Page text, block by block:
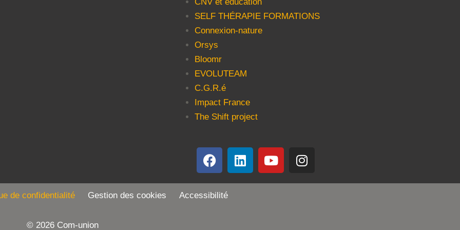
SELF THÉRAPIE FORMATIONS
Connexion-nature
Orsys
Bloomr
EVOLUTEAM
C.G.R.é
Impact France
The Shift project
de confidentialité Gestion des cookies Accessibilité
© 2026 Com-union